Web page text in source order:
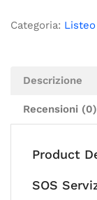
Categoria:
Descrizione
Recensioni (0)
Product
SOS